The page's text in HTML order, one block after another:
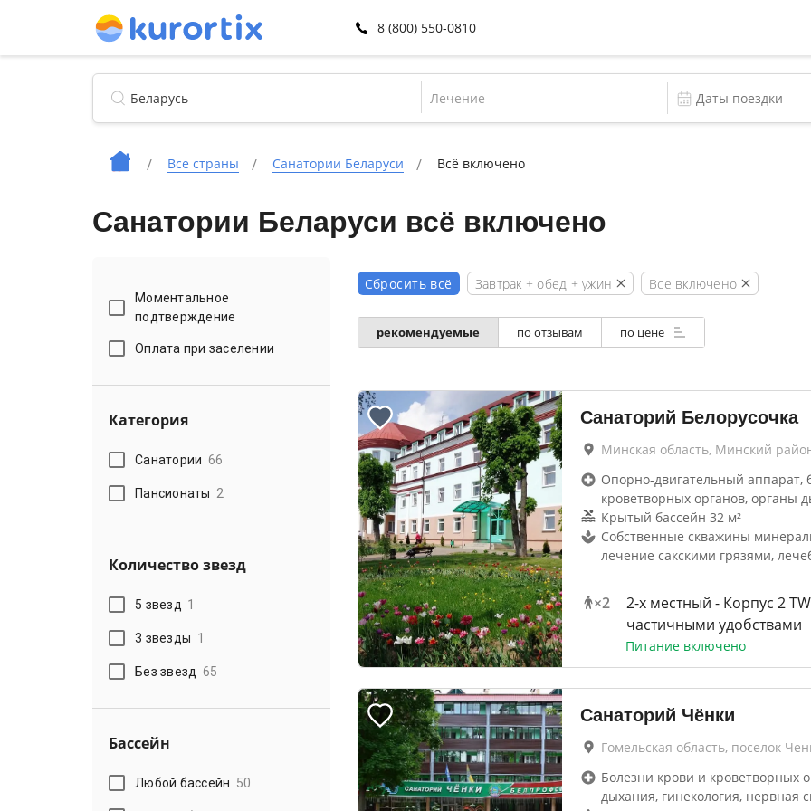
8 (800) 550-0810
Лечение
Все страны Санатории Беларуси Всё включено
Санатории Беларуси всё включено
Моментальное
подтверждение
Оплата при заселении
Категория
Санатории 66
Пансионаты 2
Количество звезд
5 звезд 1
3 звезды 1
Без звезд 65
Бассейн
Любой бассейн 50
Сбросить всё Завтрак + обед + ужин Все включено
рекомендуемые по отзывам по цене
Санаторий Белорусочка
Минская область, Минский
Опорно-двигательный аппарат,
кроветворных органов, органы
Крытый бассейн 32 м²
Собственные скважины
лечение сакскими грязями,
×2
2-x местный - Корпус 2
частичными удобствами
Питание включено
Санаторий Чёнки
Гомельская область, поселок
Болезни крови и кроветворных
дыхания, гинекология, нервная